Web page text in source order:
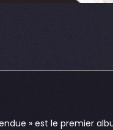
» est le premier